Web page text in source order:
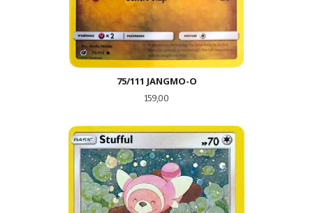
75/111 JANGMO-O
Pris
159,00